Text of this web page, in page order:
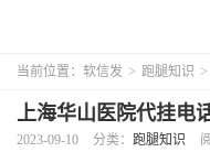
当前位置： 软信发 > 跑腿知识 >
上海华山医院代挂电
2023-09-10 分类： 跑腿知识